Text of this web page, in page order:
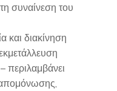
συναίνεση του
και διακίνηση
– περιλαμβάνει